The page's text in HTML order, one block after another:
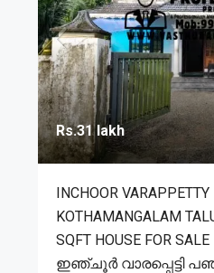
Rs.31 lakh
INCHOOR VARAPPETTY
KOTHAMANGALAM
SQFT HOUSE FOR
ഇഞ്ചൂർ വാരപ്പെട്ടി